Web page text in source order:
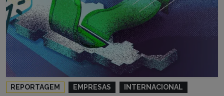
REPORTAGEM EMPRESAS INTERNACIONAL